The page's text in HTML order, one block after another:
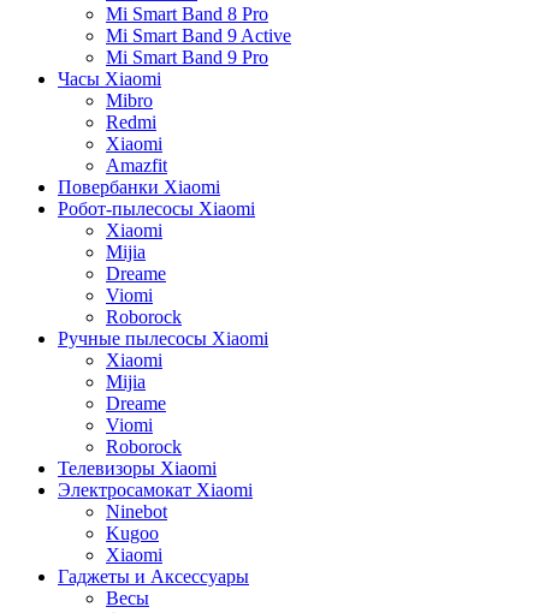
Mi Smart Band 8 Pro
Mi Smart Band 9 Active
Mi Smart Band 9 Pro
Часы Xiaomi
Mibro
Redmi
Xiaomi
Amazfit
Повербанки Xiaomi
Робот-пылесосы Xiaomi
Xiaomi
Mijia
Dreame
Viomi
Roborock
Ручные пылесосы Xiaomi
Xiaomi
Mijia
Dreame
Viomi
Roborock
Телевизоры Xiaomi
Электросамокат Xiaomi
Ninebot
Kugoo
Xiaomi
Гаджеты и Аксессуары
Весы